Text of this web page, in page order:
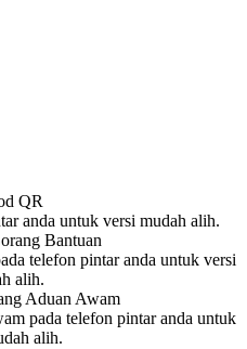
anda untuk versi mudah alih.
telefon pintar anda untuk versi
alih.
pada telefon pintar anda untuk
alih.